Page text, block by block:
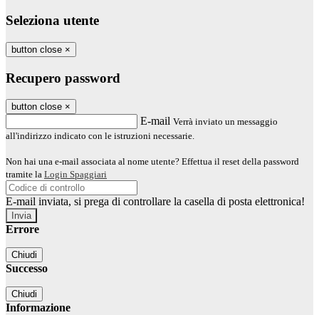
Seleziona utente
button close ×
Recupero password
button close ×
E-mail Verrà inviato un messaggio
all'indirizzo indicato con le istruzioni necessarie.
Non hai una e-mail associata al nome utente? Effettua il reset della password
tramite la Login Spaggiari
E-mail inviata, si prega di controllare la casella di posta elettronica!
Errore
Chiudi
Successo
Chiudi
Informazione